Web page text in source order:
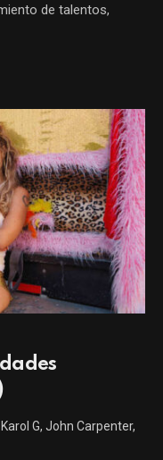
de talentos,
G, John Carpenter,